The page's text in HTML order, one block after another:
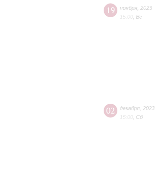
19 ноября 2023
15:00 Вс
02 декабря 2023
15:00 Сб